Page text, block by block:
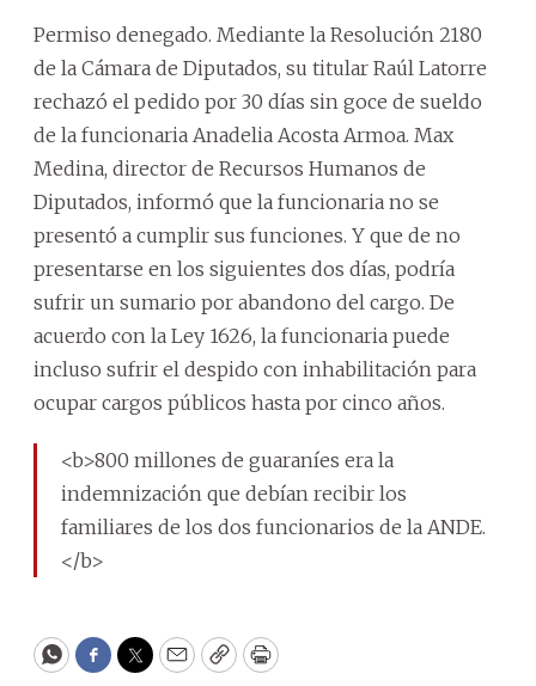
Permiso denegado. Mediante la Resolución 2180
de la Cámara de Diputados, su titular Raúl Latorre
rechazó el pedido por 30 días sin goce de sueldo
de la funcionaria Anadelia Acosta Armoa. Max
Medina, director de Recursos Humanos de
Diputados, informó que la funcionaria no se
presentó a cumplir sus funciones. Y que de no
presentarse en los siguientes dos días, podría
sufrir un sumario por abandono del cargo. De
acuerdo con la Ley 1626, la funcionaria puede
incluso sufrir el despido con inhabilitación para
ocupar cargos públicos hasta por cinco años.
<b>800 millones de guaraníes era la
indemnización que debían recibir los
familiares de los dos funcionarios de la ANDE.
</b>
WhatsApp
Facebook
Twitter
EmailCopyPrint